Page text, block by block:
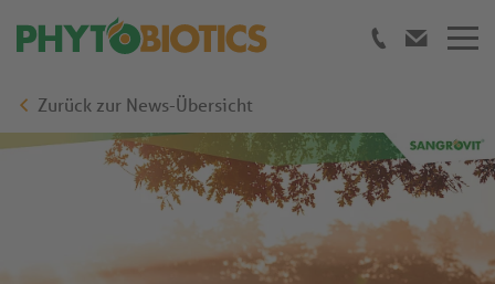
Zurück zur News-Übersicht